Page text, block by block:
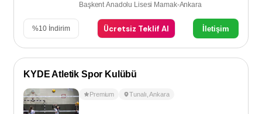
Başkent Anadolu Lisesi Mamak-Ankara
%10 İndirim Ücretsiz Teklif Al İletişim
KYDE Atletik Spor Kulübü
Premium Tunalı ,Ankara